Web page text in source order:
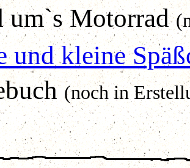
um`s Motorrad
und kleine
(noch in